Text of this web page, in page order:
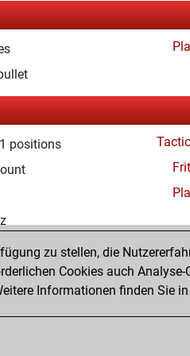
positions
zu stellen, die
Cookies auch
Informationen finden Sie